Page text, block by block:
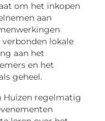
om het inkopen
aan
verbonden lokale
aan het
en het
geheel.
Huizen regelmatig